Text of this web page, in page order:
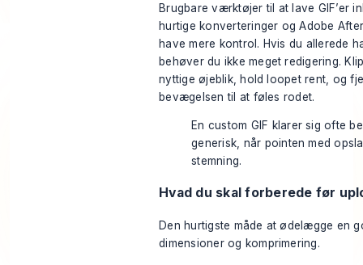
Brugbare værktøjer til at lave GIF’er
hurtige konverteringer og Adobe
have mere kontrol. Hvis du allerede
behøver du ikke meget redigering.
nyttige øjeblik, hold loopet rent, og
bevægelsen til at føles rodet.
En custom GIF klarer sig ofte
generisk, når pointen med
stemning.
Hvad du skal forberede før
Den hurtigste måde at ødelægge en
dimensioner og komprimering.